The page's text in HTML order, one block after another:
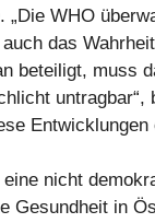
„Die WHO
das
beteiligt, muss
untragbar“,
Entwicklungen
nicht
Gesundheit in